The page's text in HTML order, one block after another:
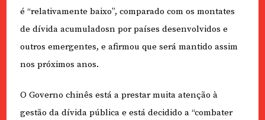
é “relativamente baixo”, comparado com os montates
de dívida acumuladosn por países desenvolvidos e
outros emergentes, e afirmou que será mantido assim
nos próximos anos.
O Governo chinês está a prestar muita atenção à
gestão da dívida pública e está decidido a “combater